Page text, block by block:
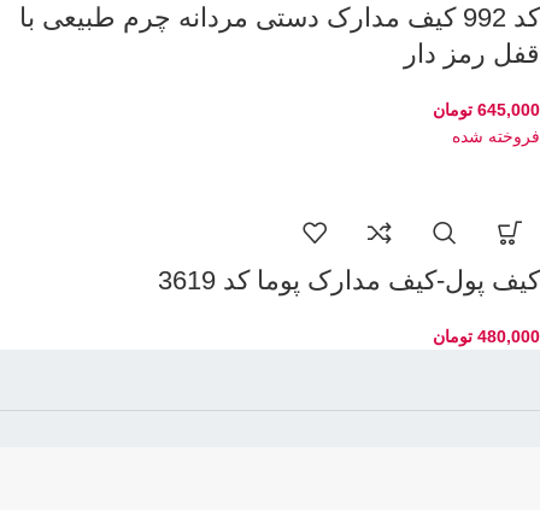
کد 992 کیف مدارک دستی مردانه چرم طبیعی با
قفل رمز دار
645,000 تومان
فروخته شده
کیف پول-کیف مدارک پوما کد 3619
480,000 تومان